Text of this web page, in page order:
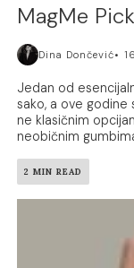
MagMe
Dina Dončević
Jedan od
sako, a ove
ne klasičnim
neobičnim
2 MIN READ